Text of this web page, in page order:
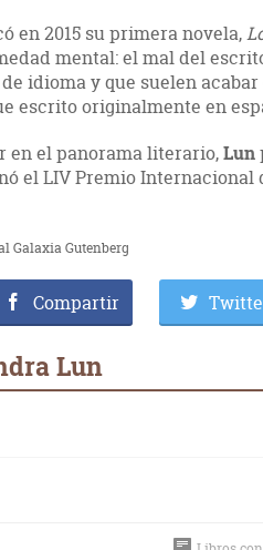
en 2015 su primera novela,
mental: el mal del
idioma y que suelen
escrito originalmente en
en el panorama literario,Lun
el LIV Premio Internacional
Galaxia Gutenberg
Compartir
Lun